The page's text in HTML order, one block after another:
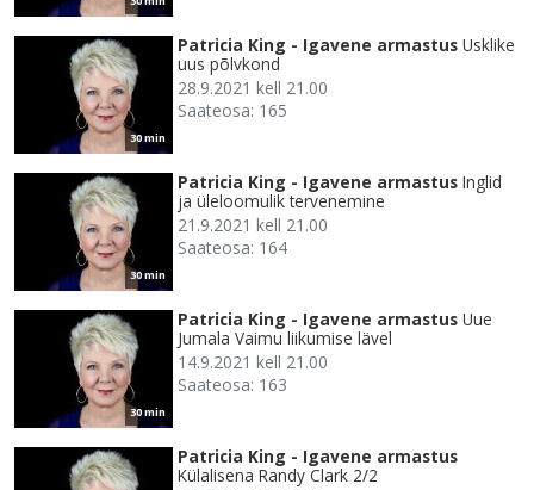
30 min
Patricia King - Igavene armastus Usklike
uus põlvkond
28.9.2021 kell 21.00
Saateosa: 165
30 min
Patricia King - Igavene armastus Inglid
ja üleloomulik tervenemine
21.9.2021 kell 21.00
Saateosa: 164
30 min
Patricia King - Igavene armastus Uue
Jumala Vaimu liikumise lävel
14.9.2021 kell 21.00
Saateosa: 163
Patricia King - Igavene armastus
Külalisena Randy Clark 2/2